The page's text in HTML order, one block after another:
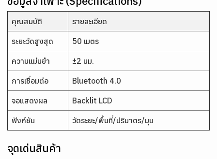
คุณสมบัติ รายละเอียด
ระยะวัดสูงสุด 50 เมตร
ความแม่นยำ ±2 มม.
การเชื่อมต่อ Bluetooth 4.0
จอแสดงผล Backlit LCD
ฟังก์ชัน วัดระยะ/พื้นที่/ปริมาตร/มุม
จุดเด่นสินค้า